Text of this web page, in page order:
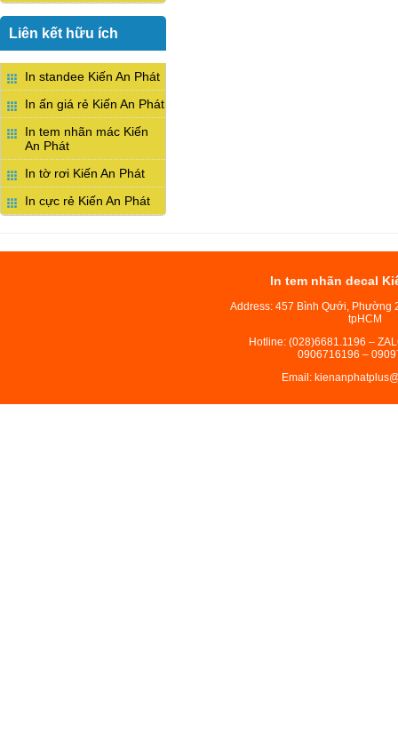
Liên kết hữu ích
In standee Kiến An Phát
In ấn giá rẻ Kiến An Phát
In tem nhãn mác Kiến
An Phát
In tờ rơi Kiến An Phát
In cực rẻ Kiến An Phát
In tem nhãn decal
Address: 457 Bình Qưới, Phường
tpHCM
Hotline: (028)6681.1196 –
0906716196 –
Email: